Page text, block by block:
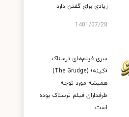
زیادی برای گفتن دارد
1401/07/28
سری فیلم‌های ترسناک
«کینه» (The Grudge)
همیشه مورد توجه
طرفداران فیلم ترسناک بوده
است.